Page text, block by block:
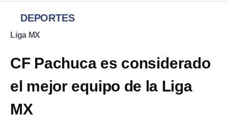
DEPORTES
Liga MX
CF Pachuca es considerado
el mejor equipo de la Liga
MX